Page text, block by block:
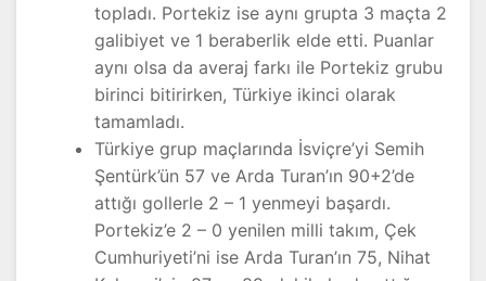
topladı. Portekiz ise aynı grupta 3 maçta 2
galibiyet ve 1 beraberlik elde etti. Puanlar
aynı olsa da averaj farkı ile Portekiz grubu
birinci bitirirken, Türkiye ikinci olarak
tamamladı.
Türkiye grup maçlarında İsviçre’yi Semih
Şentürk’ün 57 ve Arda Turan’ın 90+2’de
attığı gollerle 2 – 1 yenmeyi başardı.
Portekiz’e 2 – 0 yenilen milli takım, Çek
Cumhuriyeti’ni ise Arda Turan’ın 75, Nihat